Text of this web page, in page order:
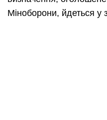
Міноборони, йдеться у